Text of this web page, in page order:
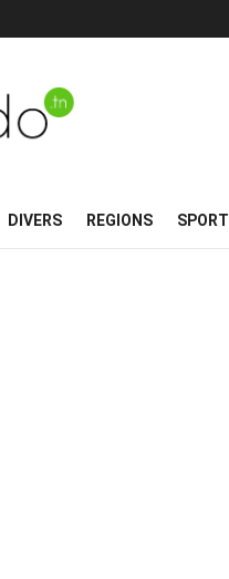
DIVERS REGIONS SPORT